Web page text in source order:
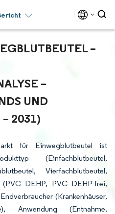
–
– W
UND P
2031)
für Einwegblutbeutel ist
(Einfachblutbeutel,
Vierfachblutbeutel,
(PVC DEHP, PVC DEHP-frei,
(Krankenhäuser,
Anwendung (Entnahme,